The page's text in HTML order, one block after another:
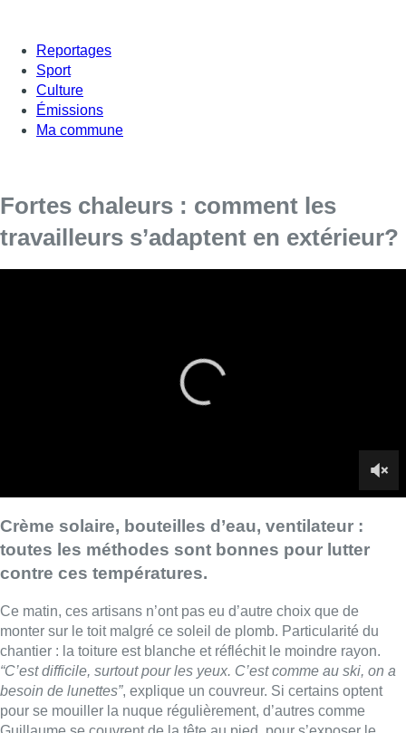
Reportages
Sport
Culture
Émissions
Ma commune
Fortes chaleurs : comment les
travailleurs s’adaptent en extérieur?
Ce matin, ces artisans n’ont pas eu d’autre choix que de
monter sur le toit malgré ce soleil de plomb. Particularité du
chantier : la toiture est blanche et réfléchit le moindre rayon.
, explique un couvreur. Si certains optent
Guillaume se couvrent de la tête au pied, pour s’exposer le
chez les couvreurs” , regrette-t-il.
Si 8 entreprises sur 10 ont adapté les horaires de travail, pour
commencer plus tôt, cela n’est pas toujours possible, comme
pas démarrer plus tôt que d’habitude”.
D’autres métiers, comme celui de maraîcher subissent
également ces fortes températures.“C’est faisable, c’est
toujours mieux qu’avec la pluie”. Le secret? Un petit ventilateur
portable.